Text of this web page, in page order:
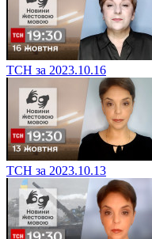
ТСН за 2023.10.16
ТСН за 2023.10.13